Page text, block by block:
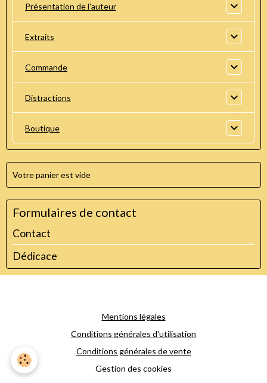
Présentation de l'auteur
Extraits
Commande
Distractions
Boutique
Votre panier est vide
Formulaires de contact
Contact
Dédicace
Mentions légales
Conditions générales d'utilisation
Conditions générales de vente
Gestion des cookies